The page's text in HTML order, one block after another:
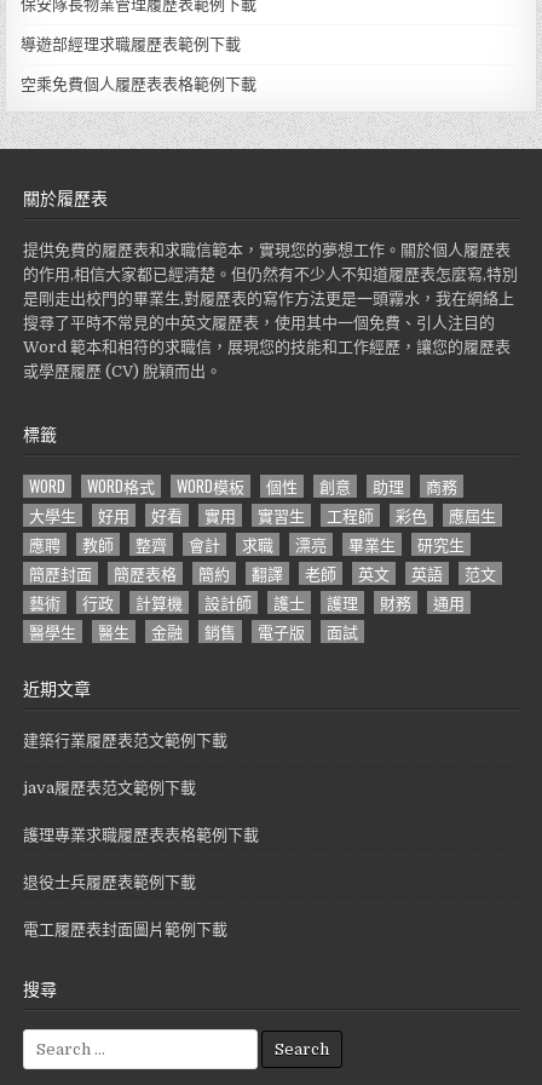
保安隊長物業管理履歷表範例下載
導遊部經理求職履歷表範例下載
空乘免費個人履歷表表格範例下載
關於履歷表
提供免費的履歷表和求職信範本，實現您的夢想工作。關於個人履歷表
的作用,相信大家都已經清楚。但仍然有不少人不知道履歷表怎麼寫,特別
是剛走出校門的畢業生,對履歷表的寫作方法更是一頭霧水，我在網絡上
搜尋了平時不常見的中英文履歷表，使用其中一個免費、引人注目的
Word 範本和相符的求職信，展現您的技能和工作經歷，讓您的履歷表
或學歷履歷 (CV) 脫穎而出。
標籤
WORD WORD格式 WORD模板 個性 創意 助理
商務
大學生
好用 好看 實用 實習生 工程師 彩色
應屆生
應聘
教師 整齊 會計 求職 漂亮 畢業生
研究生
簡歷封面
簡歷表格 簡約 翻譯 老師 英文 英語
范文
藝術
行政 計算機 設計師 護士 護理 財務
通用
醫學生
醫生 金融 銷售 電子版 面試
近期文章
建築行業履歷表范文範例下載
java履歷表范文範例下載
護理專業求職履歷表表格範例下載
退役士兵履歷表範例下載
電工履歷表封面圖片範例下載
搜尋
e